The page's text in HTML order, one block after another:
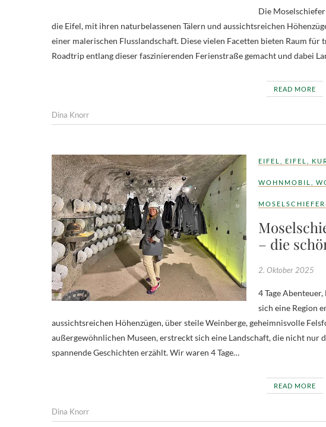
Die Moselschiefer-Straße verbindet zwei außergewöhnliche Landstriche –
die Eifel, mit ihren naturbelassenen Tälern und aussichtsreichen
einer malerischen Flusslandschaft. Diese vielen Facetten bieten Raum
Roadtrip entlang dieser faszinierenden Ferienstraße gemacht und dabei
READ MORE
Dina Knorr
EIFEL EIFEL
WOHNMOBIL
MOSELSCHIEFER-
– die
2. Oktober 2025
4 Tage
sich eine Region
aussichtsreichen Höhenzügen, über steile Weinberge, geheimnisvolle
außergewöhnlichen Museen, erstreckt sich eine Landschaft, die nicht nur
spannende Geschichten erzählt. Wir waren 4 Tage…
READ MORE
Dina Knorr